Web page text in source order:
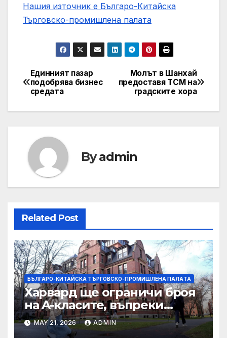
Нашия източник е Българо-Китайска
Търговско-промишлена палaта
Post
navigation
Молът в Шанхай
предоставя TCM на
градските хора
Единният пазар
подобрява бизнес
средата
Byadmin
Related Post
БЪЛГАРО-КИТАЙСКА ТЪРГОВСКО-ПРОМИШЛЕНА ПАЛAТА
Харвард ще ограничи броя
на A-класите, въпреки
силната съпротива на
студентите
MAY 21, 2026 ADMIN